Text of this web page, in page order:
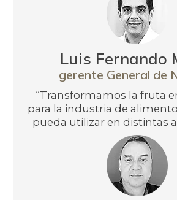
Luis Fernando
gerente General de
“Transformamos la fruta
para la industria de
pueda utilizar en distintas